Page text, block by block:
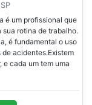
é um profissional que
rotina de trabalho.
é fundamental o uso
acidentes.Existem
e cada um tem uma